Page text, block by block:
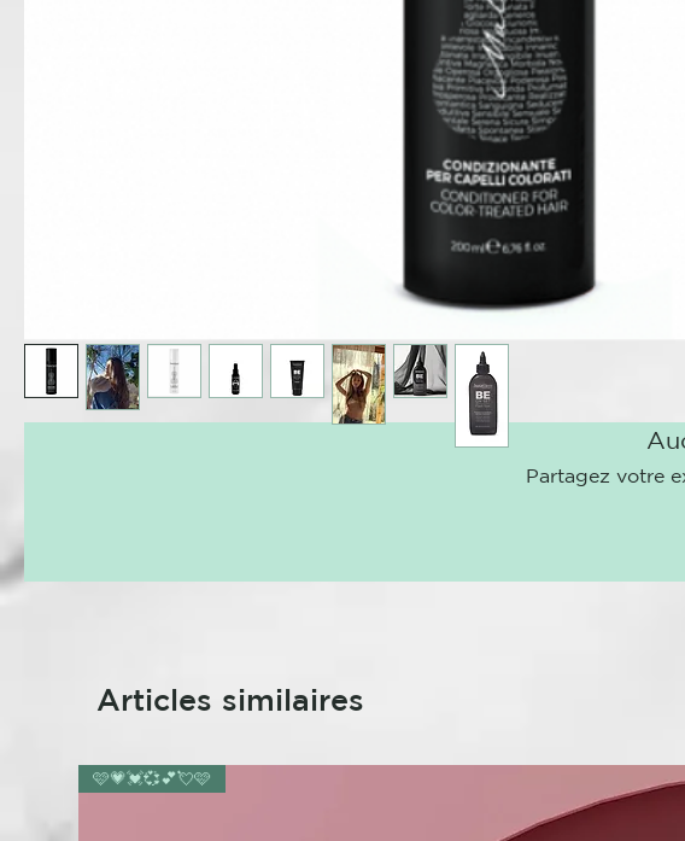
Partagez votre
Articles similaires
🩷💗💓💞💕💘🩷